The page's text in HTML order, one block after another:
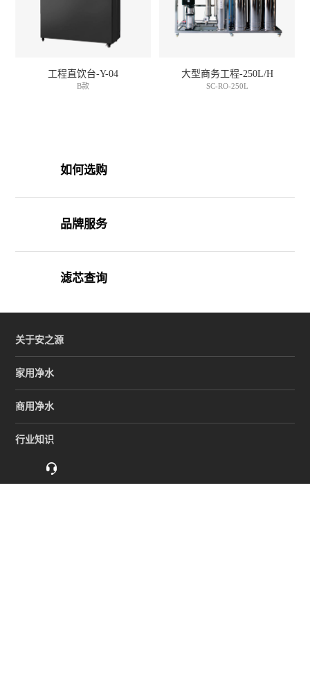
工程直饮台-Y-04
B款
大型商务工程-250L/H
SC-RO-250L
如何选购
品牌服务
滤芯查询
关于安之源
家用净水
商用净水
行业知识
品牌商城